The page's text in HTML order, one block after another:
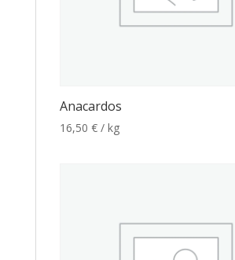
Anacardos
16,50 € / kg